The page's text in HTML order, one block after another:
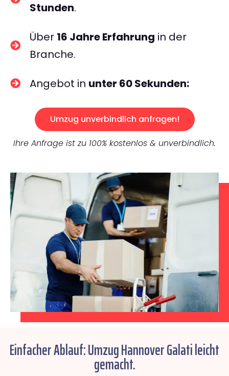
Stunden.
Über 16 Jahre Erfahrung in der
Branche.
Angebot in unter 60 Sekunden:
Umzug unverbindlich anfragen!
Ihre Anfrage ist zu 100% kostenlos & unverbindlich.
Einfacher Ablauf: Umzug Hannover Galati leicht
gemacht.